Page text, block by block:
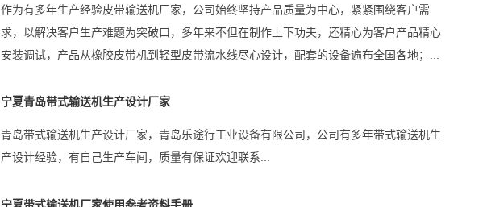
作为有多年生产经验皮带输送机厂家，公司始终坚持产品质量为中心，紧紧围绕客户需
求，以解决客户生产难题为突破口，多年来不但在制作上下功夫，还精心为客户产品精心
安装调试，产品从橡胶皮带机到轻型皮带流水线尽心设计，配套的设备遍布全国各地；...
宁夏青岛带式输送机生产设计厂家
青岛带式输送机生产设计厂家，青岛乐途行工业设备有限公司，公司有多年带式输送机生
产设计经验，有自己生产车间，质量有保证欢迎联系...
宁夏带式输送机厂家使用参考资料手册